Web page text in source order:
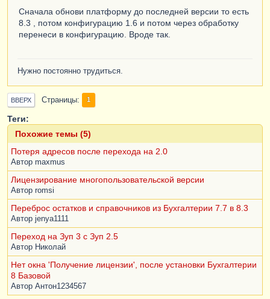
Сначала обнови платформу до последней версии то есть
8.3 , потом конфигурацию 1.6 и потом через обработку
перенеси в конфигурацию. Вроде так.
Нужно постоянно трудиться.
ВВЕРХ Страницы 1
Теги:
Похожие темы (5)
Потеря адресов после перехода на 2.0
Автор maxmus
Лицензирование многопользовательской версии
Автор romsi
Переброс остатков и справочников из Бухгалтерии 7.7 в 8.3
Автор jenya1111
Переход на Зуп 3 с Зуп 2.5
Автор Николай
Нет окна 'Получение лицензии', после установки Бухгалтерии
8 Базовой
Автор Антон1234567